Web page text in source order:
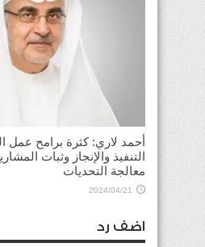
أحمد لاري: كثرة برامح عمل
التنفيذ والإنجاز وثبات
معالجة التحديات
2024/04/21
اضف رد